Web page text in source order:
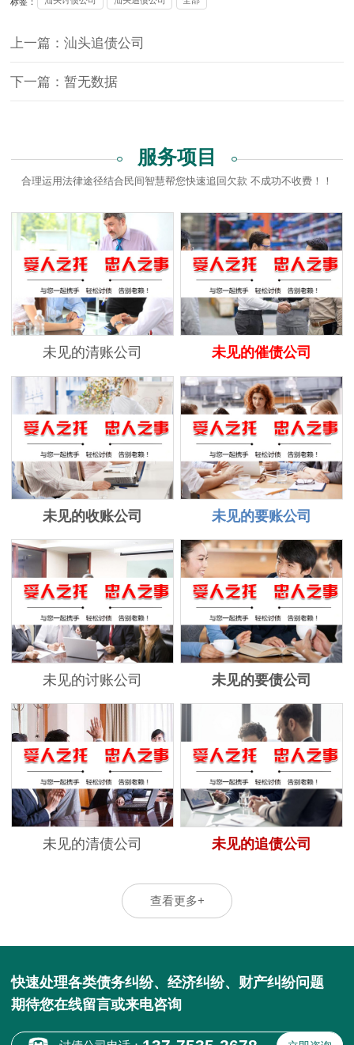
上一篇：汕头追债公司
下一篇：暂无数据
服务项目
合理运用法律途径结合民间智慧帮您快速追回欠款 不成功不收费！！
未见的清账公司 未见的催债公司
未见的收账公司 未见的要账公司
未见的讨账公司 未见的要债公司
未见的清债公司 未见的追债公司
查看更多+
快速处理各类债务纠纷、经济纠纷、财产纠纷问题
期待您在线留言或来电咨询